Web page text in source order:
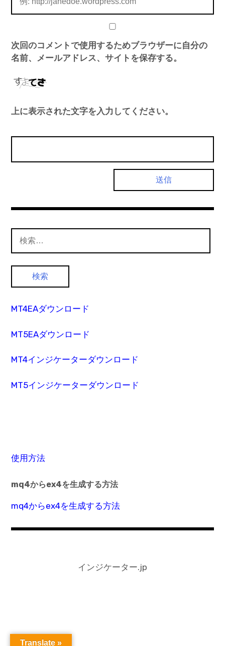
次回のコメントで使用するためブラウザーに自分の
名前、メールアドレス、サイトを保存する。
上に表示された文字を入力してください。
索:
MT4EAダウンロード
MT5EAダウンロード
MT4インジケーターダウンロード
MT5インジケーターダウンロード
使用方法
mq4からex4を生成する方法
mq4からex4を生成する方法
Translate »
インジケーター.jp